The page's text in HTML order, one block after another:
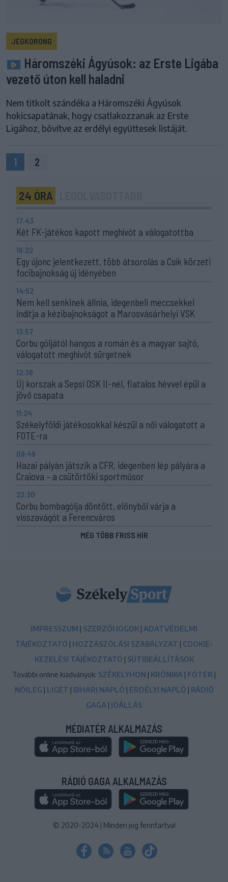
JÉGKORONG
Háromszéki Ágyúsok: az Erste Ligába
vezető úton kell haladni
Nem titkolt szándéka a Háromszéki Ágyúsok
hokicsapatának, hogy csatlakozzanak az Erste
Ligához, bővítve az erdélyi együttesek listáját.
1 2
24 ÓRA
17:43
Két FK-játékos kapott meghívót a válogatottba
16:22
Egy újonc jelentkezett, több átsorolás a Csík körzeti
focibajnokság új idényében
14:52
Nem kell senkinek állnia, idegenbeli meccsekkel
indítja a kézibajnokságot a Marosvásárhelyi VSK
13:57
Corbu góljától hangos a román és a magyar sajtó,
válogatott meghívót sürgetnek
12:36
Új korszak a Sepsi OSK II-nél, fiatalos hévvel épül a
jövő csapata
11:24
Székelyföldi játékosokkal készül a női válogatott a
FOTE-ra
09:49
Hazai pályán játszik a CFR, idegenben lép pályára a
Craiova – a csütörtöki sportműsor
23:30
Corbu bombagólja döntött, előnyből várja a
visszavágót a Ferencváros
MÉG TÖBB FRISS HÍR
IMPRESSZUM | SZERZŐI JOGOK | ADATVÉDELMI
TÁJÉKOZTATÓ | HOZZÁSZÓLÁSI SZABÁLYZAT | COOKIE-
KEZELÉSI TÁJÉKOZTATÓ | SÜTIBEÁLLÍTÁSOK
További online kiadványok: SZÉKELYHON | KRÓNIKA | FŐTÉR |
NŐILEG | LIGET | BIHARI NAPLÓ | ERDÉLYI NAPLÓ | RÁDIÓ
GAGA | JÓÁLLÁS
MÉDIATÉR ALKALMAZÁS
RÁDIÓ GAGA ALKALMAZÁS
© 2020-2024 | Minden jog fenntartva!